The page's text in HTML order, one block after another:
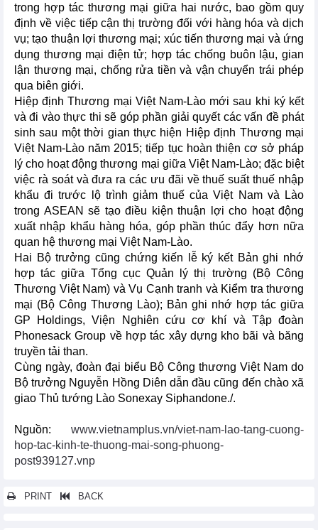
trong hợp tác thương mại giữa hai nước, bao gồm quy
định về việc tiếp cận thị trường đối với hàng hóa và dịch
vụ; tạo thuận lợi thương mại; xúc tiến thương mại và ứng
dụng thương mại điện tử; hợp tác chống buôn lậu, gian
lận thương mại, chống rửa tiền và vận chuyển trái phép
qua biên giới.
Hiệp định Thương mại Việt Nam-Lào mới sau khi ký kết
và đi vào thực thi sẽ góp phần giải quyết các vấn đề phát
sinh sau một thời gian thực hiện Hiệp định Thương mại
Việt Nam-Lào năm 2015; tiếp tục hoàn thiện cơ sở pháp
lý cho hoạt động thương mại giữa Việt Nam-Lào; đặc biệt
việc rà soát và đưa ra các ưu đãi về thuế suất thuế nhập
khẩu đi trước lộ trình giảm thuế của Việt Nam và Lào
trong ASEAN sẽ tạo điều kiện thuận lợi cho hoạt động
xuất nhập khẩu hàng hóa, góp phần thúc đẩy hơn nữa
quan hệ thương mại Việt Nam-Lào.
Hai Bộ trưởng cũng chứng kiến lễ ký kết Bản ghi nhớ
hợp tác giữa Tổng cục Quản lý thị trường (Bộ Công
Thương Việt Nam) và Vụ Cạnh tranh và Kiểm tra thương
mại (Bộ Công Thương Lào); Bản ghi nhớ hợp tác giữa
GP Holdings, Viện Nghiên cứu cơ khí và Tập đoàn
Phonesack Group về hợp tác xây dựng kho bãi và băng
truyền tải than.
Cùng ngày, đoàn đại biểu Bộ Công thương Việt Nam do
Bộ trưởng Nguyễn Hồng Diên dẫn đầu cũng đến chào xã
giao Thủ tướng Lào Sonexay Siphandone./.
Nguồn: www.vietnamplus.vn/viet-nam-lao-tang-cuong-
hop-tac-kinh-te-thuong-mai-song-phuong-
post939127.vnp
PRINT BACK